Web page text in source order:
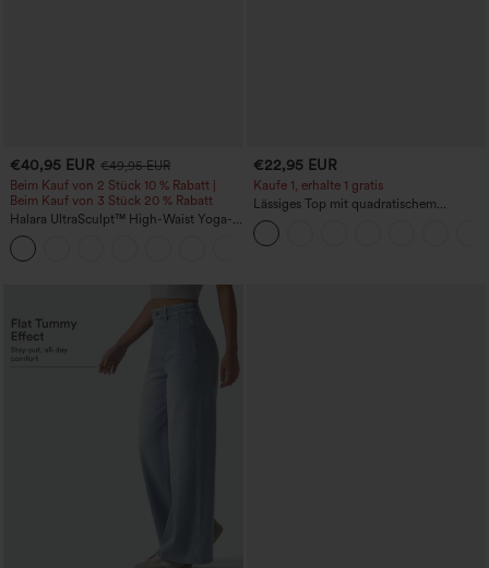
€40,95 EUR €49,95 EUR
Beim Kauf von 2 Stück 10 % Rabatt |
Beim Kauf von 3 Stück 20 % Rabatt
Halara UltraSculpt™ High-Waist Yoga-
Flare-Leggings mit gerafftem Po-Lift,
Bauchkontrolle, formender Passform
und Taschen
€22,95 EUR
Kaufe 1, erhalte 1 gratis
Lässiges Top mit quadratischem
Ausschnitt und kurzen Ärmeln